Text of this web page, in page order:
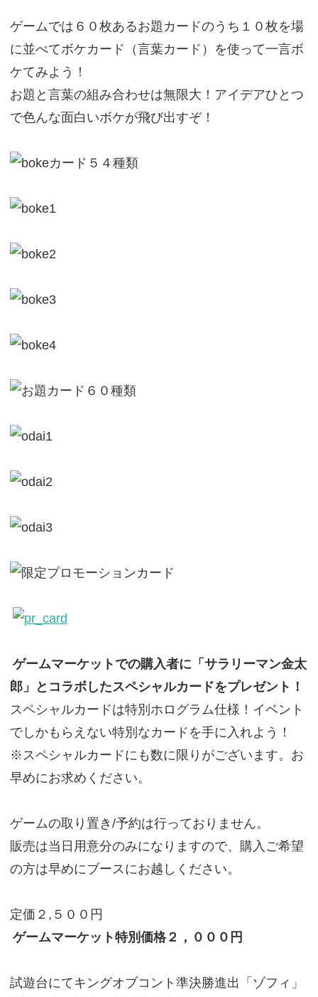
ゲームでは６０枚あるお題カードのうち１０枚を場
に並べてボケカード（言葉カード）を使って一言ボ
ケてみよう！
お題と言葉の組み合わせは無限大！アイデアひとつ
で色んな面白いボケが飛び出すぞ！
ゲームマーケットでの購入者に「サラリーマン金太
郎」とコラボしたスペシャルカードをプレゼント！
スペシャルカードは特別ホログラム仕様！イベント
でしかもらえない特別なカードを手に入れよう！
※スペシャルカードにも数に限りがございます。お
早めにお求めください。
ゲームの取り置き/予約は行っておりません。
販売は当日用意分のみになりますので、購入ご希望
の方は早めにブースにお越しください。
定価２,５００円
ゲームマーケット特別価格２，０００円
試遊台にてキングオブコント準決勝進出「ゾフィ」